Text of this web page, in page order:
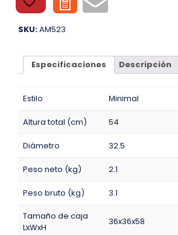
SKU:AM523
Especificaciones Descripción
Estilo Minimal
Altura total (cm) 54
Diámetro 32.5
Peso neto (kg) 2.1
Peso bruto (kg)
3.1
Tamaño de caja
LxWxH
36x36x58